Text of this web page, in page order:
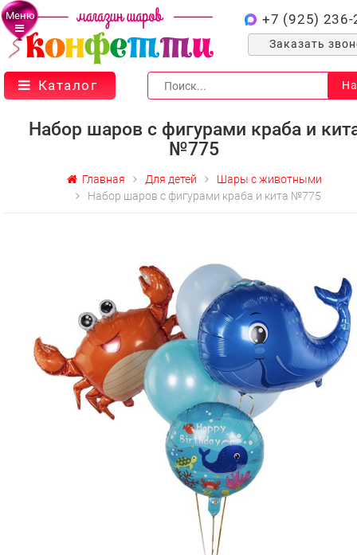
Меню +7 (925) 236-
Заказать
Каталог
Набор шаров с фигурами краба и
№775
Главная Для детей
Шары с животными
Набор шаров с фигурами краба и кита №775